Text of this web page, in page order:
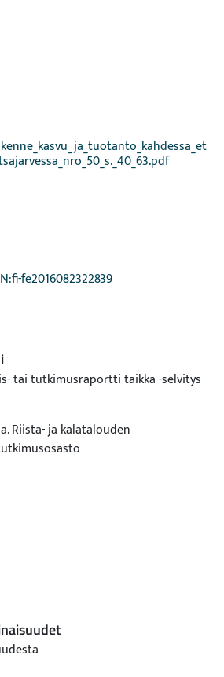
fe2016082322839
tai tutkimusraportti taikka -selvitys
Riista- ja kalatalouden